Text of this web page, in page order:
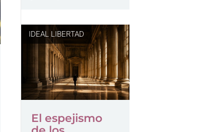
IDEAL LIBERTAD
El espejismo